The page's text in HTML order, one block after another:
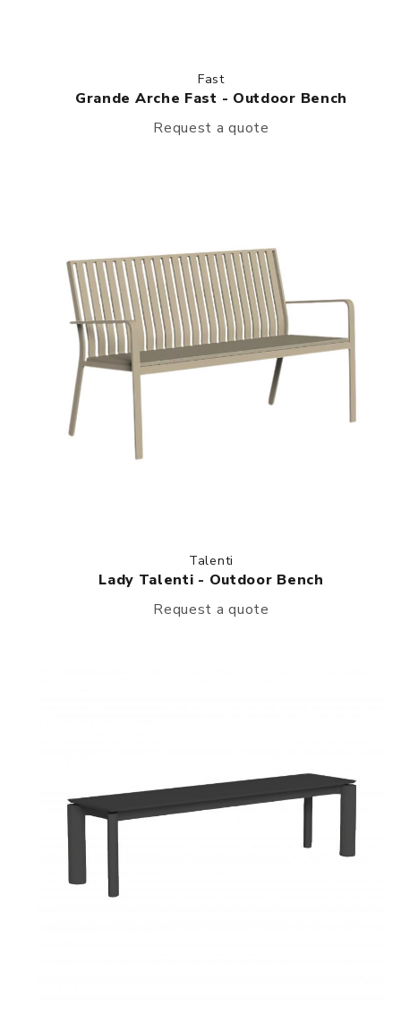
Fast
Grande Arche Fast - Outdoor Bench
Request a quote
Talenti
Lady Talenti - Outdoor Bench
Request a quote